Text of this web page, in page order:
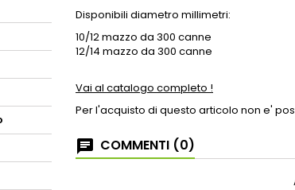
Disponibili diametro millimetri:
10/12 mazzo da 300 canne
12/14 mazzo da 300 canne
Vai al catalogo completo !
Per l'acquisto di questo articolo non e'
COMMENTI (0)